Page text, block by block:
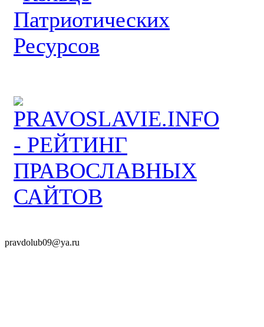
pravdolub09@ya.ru